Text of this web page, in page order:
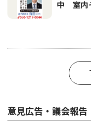
中 室内
意見広告・議会報告